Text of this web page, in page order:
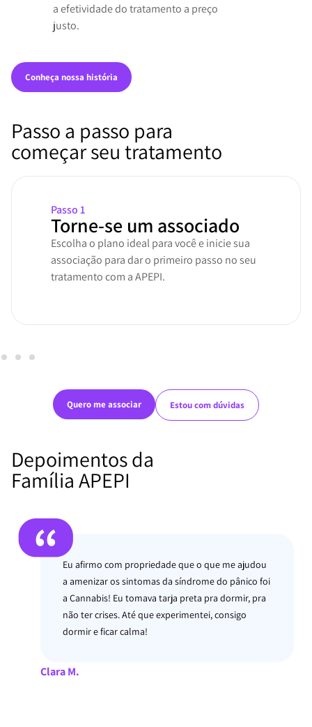
a efetividade do tratamento a preço
justo.
Conheça nossa história
Passo a passo para
começar seu tratamento
Passo 1
Torne-se um associado
Escolha o plano ideal para você e inicie sua
associação para dar o primeiro passo no seu
tratamento com a APEPI.
Quero me associar Estou com dúvidas
Depoimentos da
Família APEPI
A Cannabis foi a única coisa que conseguiu deixar
minha filha sem ter crises em sequência. Ela
chegou a ter mais de 30 seguidas, e apesar de não
ter zerado, ela melhorou demais…